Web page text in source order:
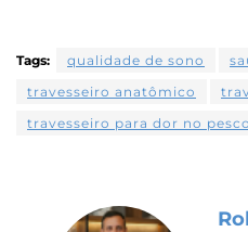
Tags: qualidade de sono
travesseiro anatômico
travesseiro para dor no